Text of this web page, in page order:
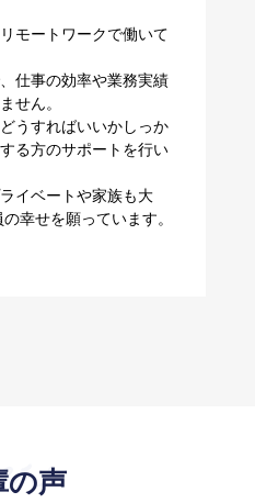
モートワークで働いて
仕事の効率や業務実績
せん。
うすればいいかしっか
る方のサポートを行い
イベートや家族も大
幸せを願っています。
の声